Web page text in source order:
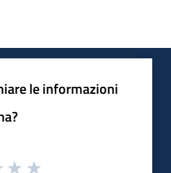
le informazioni